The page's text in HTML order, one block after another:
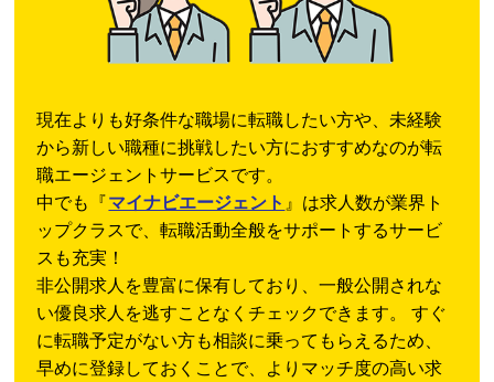
現在よりも好条件な職場に転職したい方や、未経験
から新しい職種に挑戦したい方におすすめなのが転
職エージェントサービスです。
中でも『 マイナビエージェント 』は求人数が業界ト
ップクラスで、転職活動全般をサポートするサービ
スも充実！
非公開求人を豊富に保有しており、一般公開されな
い優良求人を逃すことなくチェックできます。 すぐ
に転職予定がない方も相談に乗ってもらえるため、
早めに登録しておくことで、よりマッチ度の高い求